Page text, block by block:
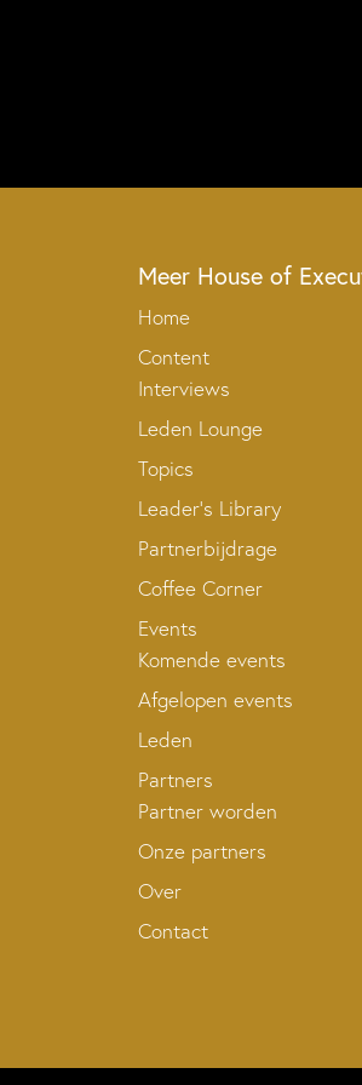
Meer House of
Home
Content
Interviews
Leden Lounge
Topics
Leader’s Library
Partnerbijdrage
Coffee Corner
Events
Komende events
Afgelopen events
Leden
Partners
Partner worden
Onze partners
Over
Contact